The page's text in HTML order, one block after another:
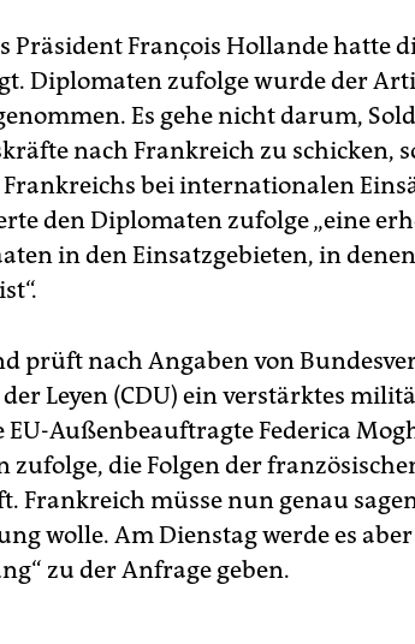
Präsident François Hollande hatte
Diplomaten zufolge wurde der
Es gehe nicht darum,
nach Frankreich zu schicken,
bei internationalen
den Diplomaten zufolge „eine
in den Einsatzgebieten, in
prüft nach Angaben von
Leyen (CDU) ein verstärktes
EU-Außenbeauftragte Federica
zufolge, die Folgen der
Frankreich müsse nun genau
wolle. Am Dienstag werde es
zu der Anfrage geben.